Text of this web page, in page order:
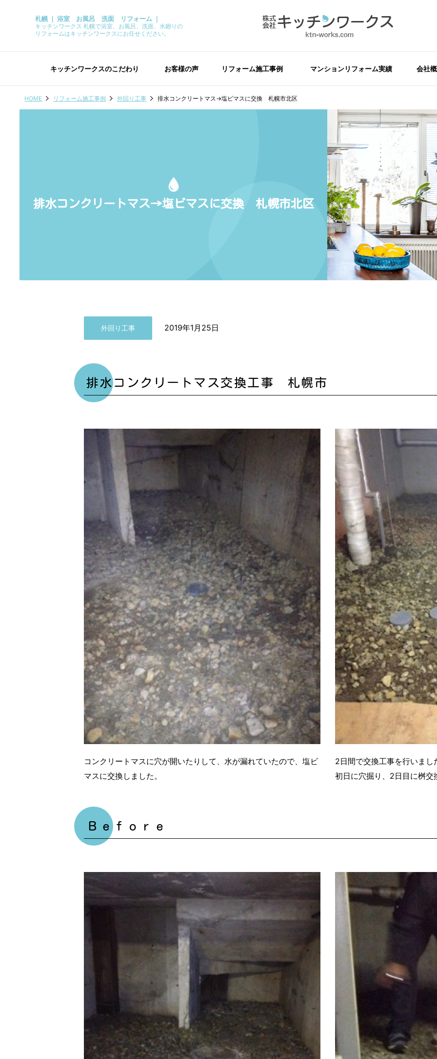
札幌 ｜ 浴室 お風呂 洗面 リフォーム ｜
キッチンワークス 札幌で浴室、お風呂、洗面、水廻りの
リフォームはキッチンワークスにお任せください。
キッチンワークスのこだわり お客様の声 リフォーム施工事例 マンションリフォーム実績 会社
HOME リフォーム施工事例 外回り工事 排水コンクリートマス→塩ビマスに交換 札幌市北区
排水コンクリートマス→塩ビマスに交換 札幌市北区
外回り工事 2019年1月25日
排水コンクリートマス交換工事 札幌市
コンクリートマスに穴が開いたりして、水が漏れていたので、塩ビ
マスに交換しました。
2日間で交換工事を行いまし
初日に穴掘り、2日目に桝交
Ｂｅｆｏｒｅ